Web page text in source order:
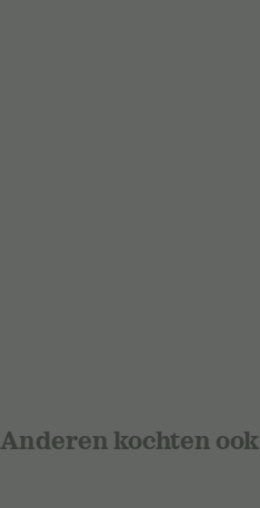
Anderen kochten ook